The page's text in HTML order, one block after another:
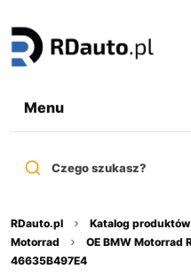
Menu
Czego szukasz?
RDauto.pl Katalog produktów
Motorrad
OE BMW Motorrad
46635B497E4